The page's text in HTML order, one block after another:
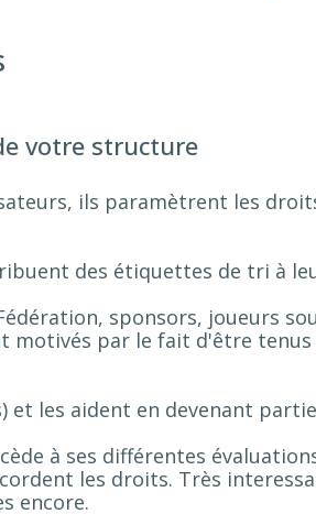
votre structure
ils paramètrent les
des étiquettes de tri à
sponsors, joueurs
motivés par le fait d'être
et les aident en devenant
à ses différentes
les droits. Très
encore.